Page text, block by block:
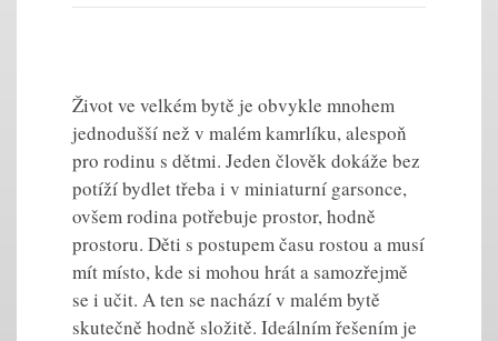
Život ve velkém bytě je obvykle mnohem
jednodušší než v malém kamrlíku, alespoň
pro rodinu s dětmi. Jeden člověk dokáže bez
potíží bydlet třeba i v miniaturní garsonce,
ovšem rodina potřebuje prostor, hodně
prostoru. Děti s postupem času rostou a musí
mít místo, kde si mohou hrát a samozřejmě
se i učit. A ten se nachází v malém bytě
skutečně hodně složitě. Ideálním řešením je